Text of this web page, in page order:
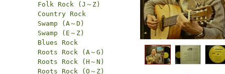
Folk Rock (J～Z)
Country Rock
Swamp (A～D)
Swamp (E～Z)
Blues Rock
Roots Rock (A～G)
Roots Rock (H～N)
Roots Rock (O～Z)